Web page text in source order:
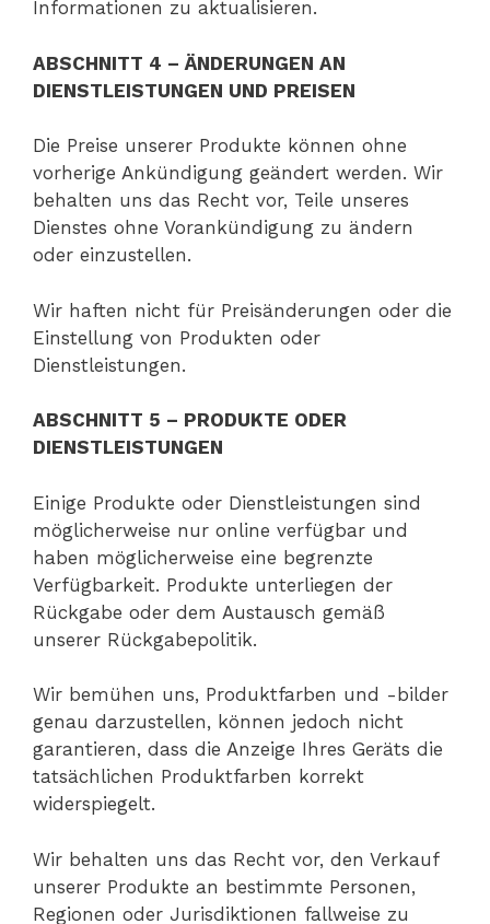
Informationen zu aktualisieren.
ABSCHNITT 4 – ÄNDERUNGEN AN
DIENSTLEISTUNGEN UND PREISEN
Die Preise unserer Produkte können ohne
vorherige Ankündigung geändert werden. Wir
behalten uns das Recht vor, Teile unseres
Dienstes ohne Vorankündigung zu ändern
oder einzustellen.
Wir haften nicht für Preisänderungen oder die
Einstellung von Produkten oder
Dienstleistungen.
ABSCHNITT 5 – PRODUKTE ODER
DIENSTLEISTUNGEN
Einige Produkte oder Dienstleistungen sind
möglicherweise nur online verfügbar und
haben möglicherweise eine begrenzte
Verfügbarkeit. Produkte unterliegen der
Rückgabe oder dem Austausch gemäß
unserer Rückgabepolitik.
Wir bemühen uns, Produktfarben und -bilder
genau darzustellen, können jedoch nicht
garantieren, dass die Anzeige Ihres Geräts die
tatsächlichen Produktfarben korrekt
widerspiegelt.
Wir behalten uns das Recht vor, den Verkauf
unserer Produkte an bestimmte Personen,
Regionen oder Jurisdiktionen fallweise zu